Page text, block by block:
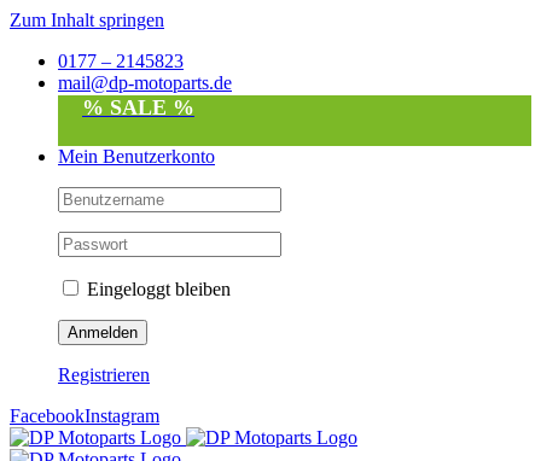
Zum Inhalt springen
0177 – 2145823
mail@dp-motoparts.de
% SALE %
Mein Benutzerkonto
Eingeloggt bleiben
Registrieren
FacebookInstagram